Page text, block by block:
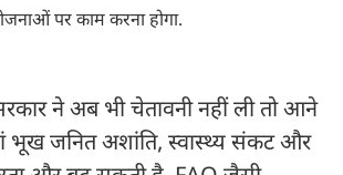
पर काम करना होगा.
ने अब भी चेतावनी नहीं ली तो आने
भूख जनित अशांति, स्वास्थ्य संकट और